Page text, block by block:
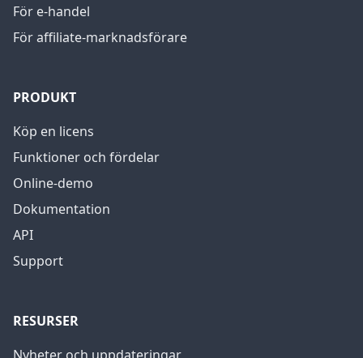
För e-handel
För affiliate-marknadsförare
PRODUKT
Köp en licens
Funktioner och fördelar
Online-demo
Dokumentation
API
Support
RESURSER